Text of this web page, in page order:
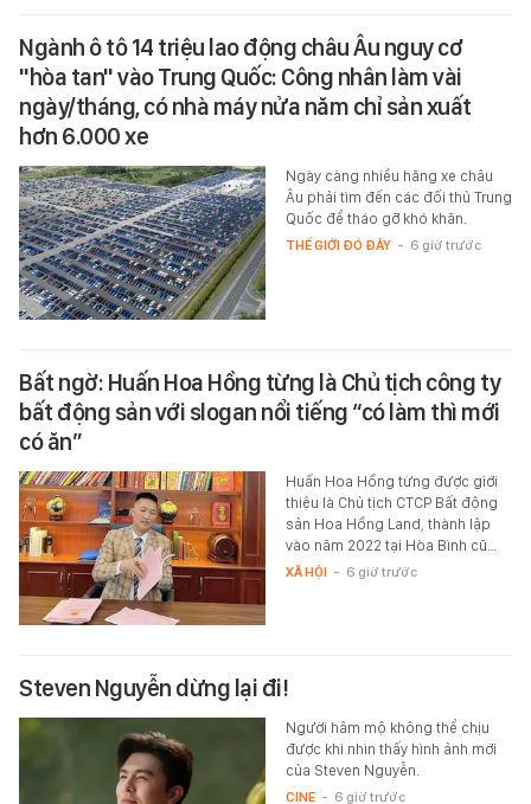
Ngành ô tô 14 triệu lao động châu Âu nguy cơ
"hòa tan" vào Trung Quốc: Công nhân làm vài
ngày/tháng, có nhà máy nửa năm chỉ sản xuất
hơn 6.000 xe
Ngày càng nhiều hãng xe châu
Âu phải tìm đến các đối thủ Trung
Quốc để tháo gỡ khó khăn.
THẾ GIỚI ĐÓ ĐÂY - 6 giờ trước
Bất ngờ: Huấn Hoa Hồng từng là Chủ tịch công ty
bất động sản với slogan nổi tiếng “có làm thì mới
có ăn”
Huấn Hoa Hồng từng được giới
thiệu là Chủ tịch CTCP Bất động
sản Hoa Hồng Land, thành lập
vào năm 2022 tại Hòa Bình cũ…
XÃ HỘI - 6 giờ trước
Steven Nguyễn dừng lại đi!
Người hâm mộ không thể chịu
được khi nhìn thấy hình ảnh mới
của Steven Nguyễn.
CINE - 6 giờ trước